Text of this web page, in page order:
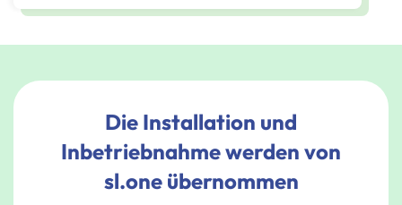
Die Installation und
Inbetriebnahme werden von
sl.one übernommen